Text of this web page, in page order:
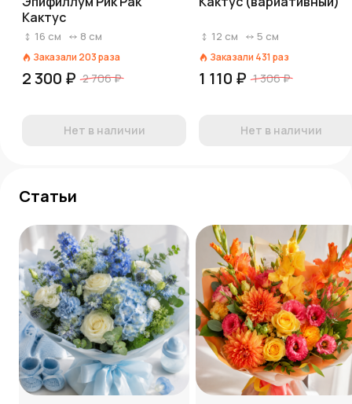
Кактус
16 см 8 см
Заказали 203раза
2 300 ₽ 2 706 ₽
Нет в наличии
12 см 5 см
Заказали 431 раз
1 110 ₽ 1 306 ₽
Нет в наличии
Статьи